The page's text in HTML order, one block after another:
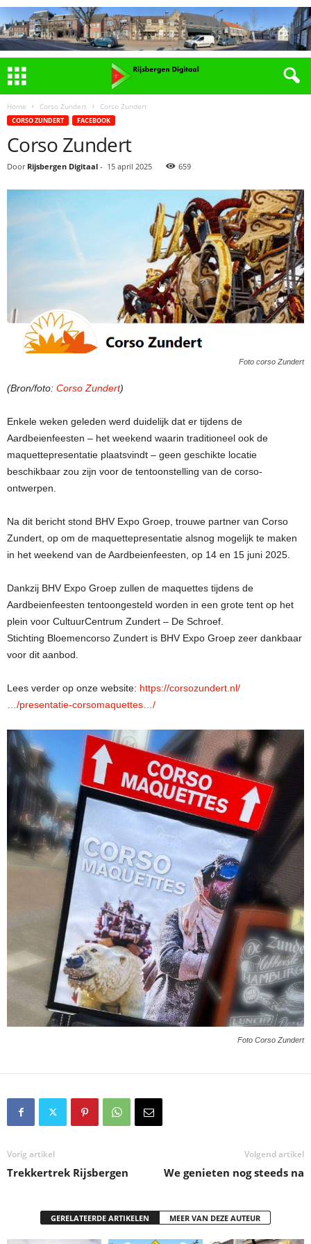
Home Corso Zundert Corso Zundert
CORSO ZUNDERT FACEBOOK
Corso Zundert
Door Rijsbergen Digitaal - 15 april 2025 659
Foto corso Zundert
(Bron/foto: Corso Zundert)
Enkele weken geleden werd duidelijk dat er tijdens de
Aardbeienfeesten – het weekend waarin traditioneel ook de
maquettepresentatie plaatsvindt – geen geschikte locatie
beschikbaar zou zijn voor de tentoonstelling van de corso-
ontwerpen.
Na dit bericht stond BHV Expo Groep, trouwe partner van Corso
Zundert, op om de maquettepresentatie alsnog mogelijk te maken
in het weekend van de Aardbeienfeesten, op 14 en 15 juni 2025.
Dankzij BHV Expo Groep zullen de maquettes tijdens de
Aardbeienfeesten tentoongesteld worden in een grote tent op het
plein voor CultuurCentrum Zundert – De Schroef.
Stichting Bloemencorso Zundert is BHV Expo Groep zeer dankbaar
voor dit aanbod.
Lees verder op onze website: https://corsozundert.nl/
…/presentatie-corsomaquettes…/
Foto Corso Zundert
Vorig artikel
Trekkertrek Rijsbergen
Volgend artikel
We genieten nog steeds na
GERELATEERDE ARTIKELEN MEER VAN DEZE AUTEUR